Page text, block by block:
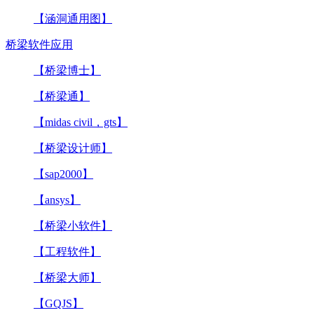
【涵洞通用图】
桥梁软件应用
【桥梁博士】
【桥梁通】
【midas civil，gts】
【桥梁设计师】
【sap2000】
【ansys】
【桥梁小软件】
【工程软件】
【桥梁大师】
【GQJS】